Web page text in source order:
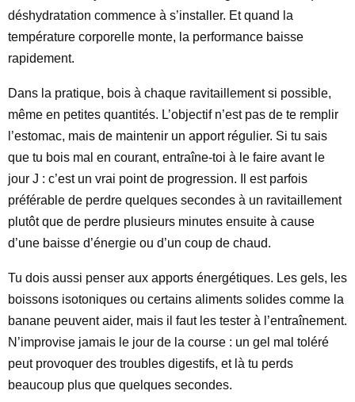
déshydratation commence à s’installer. Et quand la
température corporelle monte, la performance baisse
rapidement.
Dans la pratique, bois à chaque ravitaillement si possible,
même en petites quantités. L’objectif n’est pas de te remplir
l’estomac, mais de maintenir un apport régulier. Si tu sais
que tu bois mal en courant, entraîne-toi à le faire avant le
jour J : c’est un vrai point de progression. Il est parfois
préférable de perdre quelques secondes à un ravitaillement
plutôt que de perdre plusieurs minutes ensuite à cause
d’une baisse d’énergie ou d’un coup de chaud.
Tu dois aussi penser aux apports énergétiques. Les gels, les
boissons isotoniques ou certains aliments solides comme la
banane peuvent aider, mais il faut les tester à l’entraînement.
N’improvise jamais le jour de la course : un gel mal toléré
peut provoquer des troubles digestifs, et là tu perds
beaucoup plus que quelques secondes.